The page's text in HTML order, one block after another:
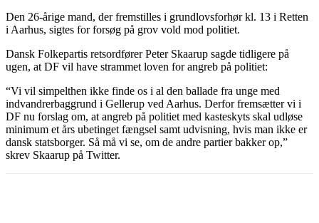
Den 26-årige mand, der fremstilles i grundlovsforhør kl. 13 i Retten
i Aarhus, sigtes for forsøg på grov vold mod politiet.
Dansk Folkepartis retsordfører Peter Skaarup sagde tidligere på
ugen, at DF vil have strammet loven for angreb på politiet:
“Vi vil simpelthen ikke finde os i al den ballade fra unge med
indvandrerbaggrund i Gellerup ved Aarhus. Derfor fremsætter vi i
DF nu forslag om, at angreb på politiet med kasteskyts skal udløse
minimum et års ubetinget fængsel samt udvisning, hvis man ikke er
dansk statsborger. Så må vi se, om de andre partier bakker op,”
skrev Skaarup på Twitter.